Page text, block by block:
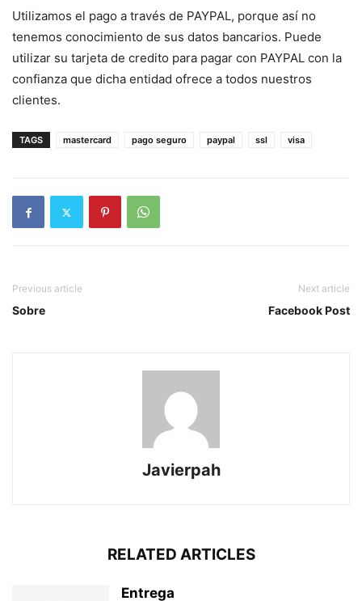
Utilizamos el pago a través de PAYPAL, porque así no
tenemos conocimiento de sus datos bancarios. Puede
utilizar su tarjeta de credito para pagar con PAYPAL con la
confianza que dicha entidad ofrece a todos nuestros
clientes.
TAGS mastercard pago seguro paypal ssl visa
Previous article
Sobre
Next article
Facebook Post
Javierpah
RELATED ARTICLES
Entrega